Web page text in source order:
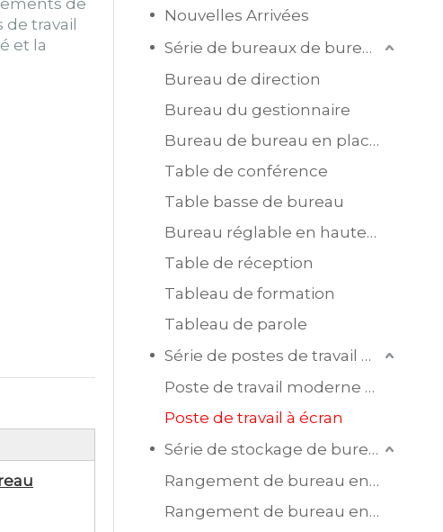
de travail
et la
Nouvelles Arrivées
Série de bureaux de bureau
Bureau de direction
Bureau du gestionnaire
Bureau de bureau en placage MDF
Table de conférence
Table basse de bureau
Bureau réglable en hauteur
Table de réception
Tableau de formation
Tableau de parole
Série de postes de travail de bureau
Poste de travail moderne en mélamine
Poste de travail à écran
Série de stockage de bureau
Rangement de bureau en bois
Rangement de bureau en acier